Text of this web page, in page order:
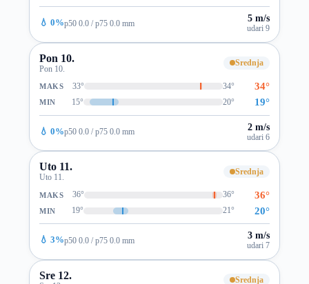
💧 0%p50 0.0 / p75 0.0 mm 5 m/s
udari 9
Pon 10.
Pon 10.
Srednja
MAKS 33° 34° 34°
MIN 15° 20° 19°
💧 0%p50 0.0 / p75 0.0 mm 2 m/s
udari 6
Uto 11.
Uto 11.
Srednja
MAKS 36° 36° 36°
MIN 19° 21° 20°
💧 3%p50 0.0 / p75 0.0 mm 3 m/s
udari 7
Sre 12. Srednja